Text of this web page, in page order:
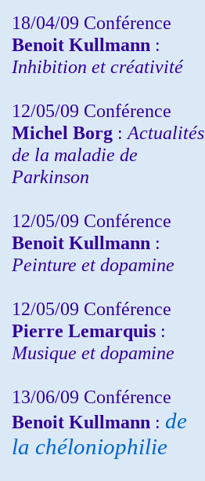
18/04/09 Conférence
Benoit Kullmann :
Inhibition et créativité
12/05/09 Conférence
Michel Borg : Actualités
de la maladie de
Parkinson
12/05/09 Conférence
Benoit Kullmann :
Peinture et dopamine
12/05/09 Conférence
Pierre Lemarquis :
Musique et dopamine
13/06/09 Conférence
Benoit Kullmann : de
la chéloniophilie